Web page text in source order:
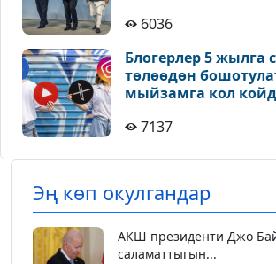
6036
Блогерлер 5 жылга
төлөөдөн
мыйзамга кол
7137
Эң көп окулгандар
АКШ президенти Джо
саламаттыгын...